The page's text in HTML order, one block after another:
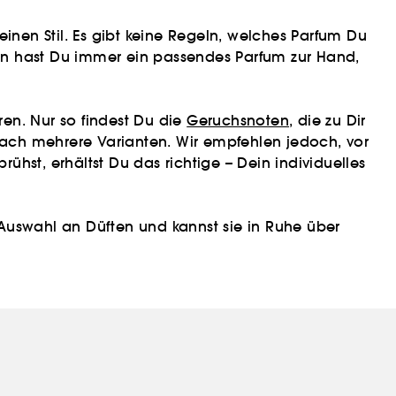
Stil. Es gibt keine Regeln, welches Parfum Du
Du immer ein passendes Parfum zur Hand,
Nur so findest Du dieGeruchsnoten, die zu Dir
mehrere Varianten. Wir empfehlen jedoch, vor
erhältst Du das richtige – Dein individuelles
an Düften und kannst sie in Ruhe über